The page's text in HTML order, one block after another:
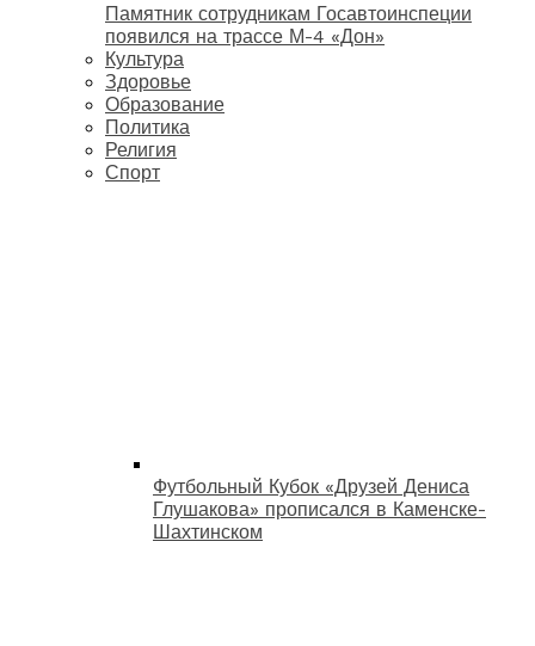
Памятник сотрудникам Госавтоинспеции
появился на трассе М-4 «Дон»
Культура
Здоровье
Образование
Политика
Религия
Спорт
Футбольный Кубок «Друзей Дениса
Глушакова» прописался в Каменске-
Шахтинском